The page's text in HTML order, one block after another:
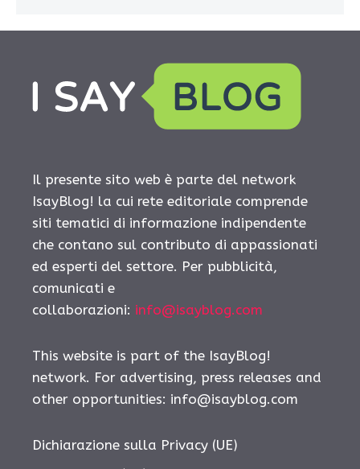
Il presente sito web è parte del network
IsayBlog! la cui rete editoriale comprende
siti tematici di informazione indipendente
che contano sul contributo di appassionati
ed esperti del settore. Per pubblicità,
comunicati e
collaborazioni: info@isayblog.com
This website is part of the IsayBlog!
network. For advertising, press releases and
other opportunities: info@isayblog.com
Dichiarazione sulla Privacy (UE)